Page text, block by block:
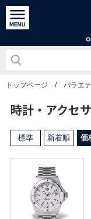
トップページ / バラエ
時計・アクセ
標準 新着順 価